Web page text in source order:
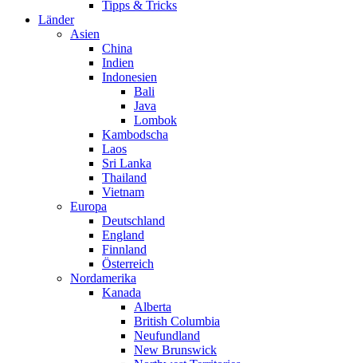
Tipps & Tricks
Länder
Asien
China
Indien
Indonesien
Bali
Java
Lombok
Kambodscha
Laos
Sri Lanka
Thailand
Vietnam
Europa
Deutschland
England
Finnland
Österreich
Nordamerika
Kanada
Alberta
British Columbia
Neufundland
New Brunswick